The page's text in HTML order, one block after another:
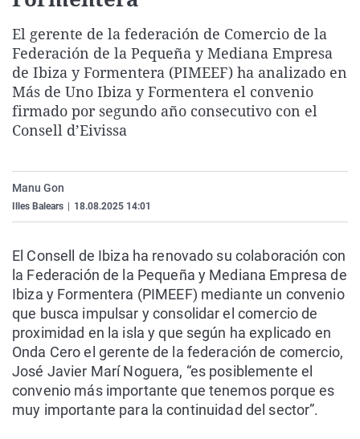
Gente viajera
Como el perro y el
Retornados
Equipo de
Operación Viuda
Galicia
La Rioja
Navarra
Televisión
Elecciones
El gerente de la federación de Comercio de la
Federación de la Pequeña y Mediana Empresa
de Ibiza y Formentera (PIMEEF) ha analizado en
Más de Uno Ibiza y Formentera el convenio
firmado por segundo año consecutivo con el
Consell d’Eivissa
Manu Gon
Illes Balears 18.08.2025 14:01
El Consell de Ibiza ha renovado su colaboración con
la Federación de la Pequeña y Mediana Empresa de
Ibiza y Formentera (PIMEEF) mediante un convenio
que busca impulsar y consolidar el comercio de
proximidad en la isla y que según ha explicado en
Onda Cero el gerente de la federación de comercio,
José Javier Marí Noguera, “es posiblemente el
convenio más importante que tenemos porque es
muy importante para la continuidad del sector”.